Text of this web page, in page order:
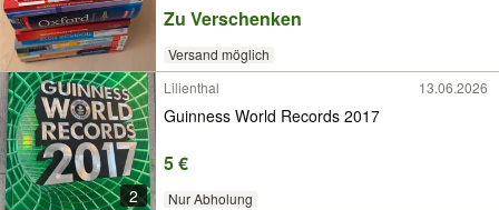
Zu Verschenken
Versand möglich
2
Lilienthal 13.06.2026
Guinness World Records 2017
5 €
Nur Abholung